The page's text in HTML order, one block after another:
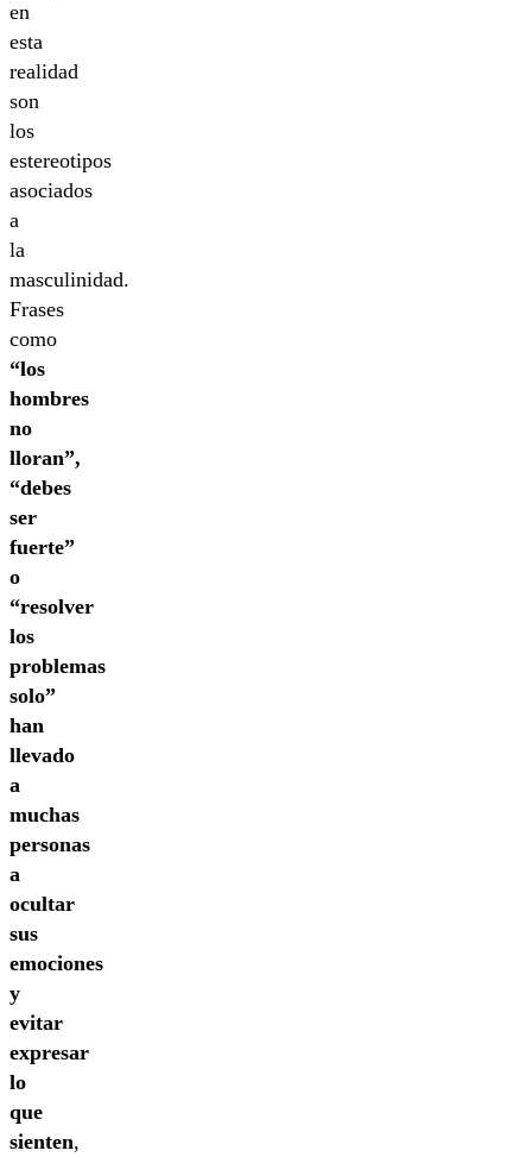
en
esta
realidad
son
los
estereotipos
asociados
a
la
masculinidad.
Frases
como
“los
hombres
no
lloran”,
“debes
ser
fuerte”
o
“resolver
los
problemas
solo”
han
llevado
a
muchas
personas
a
ocultar
sus
emociones
y
evitar
expresar
lo
que
sienten,